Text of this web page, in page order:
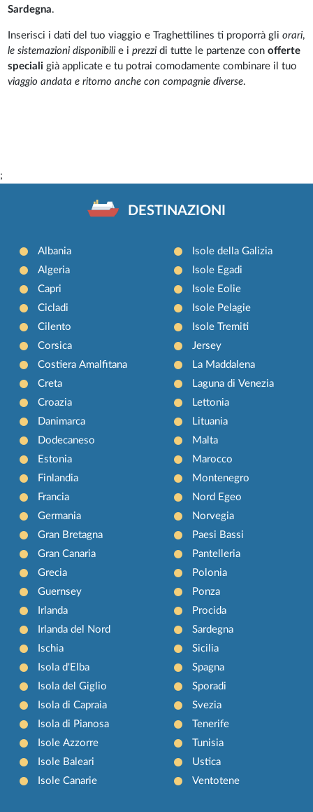
Sardegna.
Inserisci i dati del tuo viaggio e Traghettilines ti proporrà gliorari,
le sistemazioni disponibili e iprezzi di tutte le partenze conofferte
speciali già applicate e tu potrai comodamente combinare il tuo
viaggio andata e ritorno anche con compagnie diverse.
;
DESTINAZIONI
Albania
Algeria
Capri
Cicladi
Cilento
Corsica
Costiera Amalfitana
Creta
Croazia
Danimarca
Dodecaneso
Estonia
Finlandia
Francia
Germania
Gran Bretagna
Gran Canaria
Grecia
Guernsey
Irlanda
Irlanda del Nord
Ischia
Isola d'Elba
Isola del Giglio
Isola di Capraia
Isola di Pianosa
Isole Azzorre
Isole Baleari
Isole Canarie
Isole della Galizia
Isole Egadi
Isole Eolie
Isole Pelagie
Isole Tremiti
Jersey
La Maddalena
Laguna di Venezia
Lettonia
Lituania
Malta
Marocco
Montenegro
Nord Egeo
Norvegia
Paesi Bassi
Pantelleria
Polonia
Ponza
Procida
Sardegna
Sicilia
Spagna
Sporadi
Svezia
Tenerife
Tunisia
Ustica
Ventotene